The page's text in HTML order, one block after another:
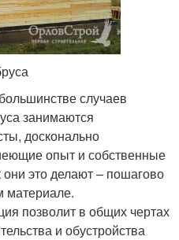
случаев
занимаются
досконально
опыт и собственные
это делают – пошагово
материале.
позволит в общих чертах
и обустройства